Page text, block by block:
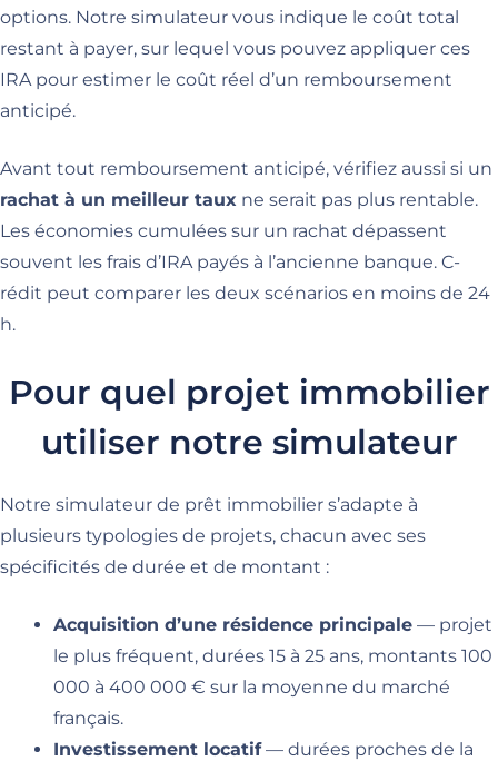
options. Notre simulateur vous indique le coût total
restant à payer, sur lequel vous pouvez appliquer ces
IRA pour estimer le coût réel d’un remboursement
anticipé.
Avant tout remboursement anticipé, vérifiez aussi si un
rachat à un meilleur taux ne serait pas plus rentable.
Les économies cumulées sur un rachat dépassent
souvent les frais d’IRA payés à l’ancienne banque. C-
rédit peut comparer les deux scénarios en moins de 24
h.
Pour quel projet immobilier
utiliser notre simulateur
Notre simulateur de prêt immobilier s’adapte à
plusieurs typologies de projets, chacun avec ses
spécificités de durée et de montant :
Acquisition d’une résidence principale — projet
le plus fréquent, durées 15 à 25 ans, montants 100
000 à 400 000 € sur la moyenne du marché
français.
Investissement locatif— durées proches de la